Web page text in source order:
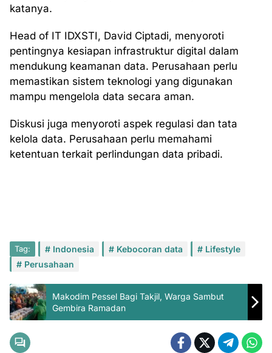
katanya.
Head of IT IDXSTI, David Ciptadi, menyoroti
pentingnya kesiapan infrastruktur digital dalam
mendukung keamanan data. Perusahaan perlu
memastikan sistem teknologi yang digunakan
mampu mengelola data secara aman.
Diskusi juga menyoroti aspek regulasi dan tata
kelola data. Perusahaan perlu memahami
ketentuan terkait perlindungan data pribadi.
Tag: Indonesia Kebocoran data
Lifestyle
Perusahaan
Makodim Pessel Bagi Takjil, Warga Sambut
Gembira Ramadan